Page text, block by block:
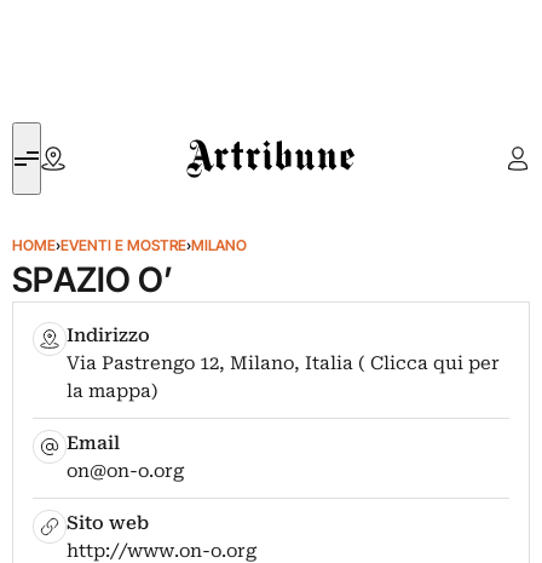
Artribune
HOME›EVENTI E MOSTRE›MILANO
SPAZIO O’
Indirizzo
Via Pastrengo 12, Milano, Italia ( Clicca qui per
la mappa)
Email
on@on-o.org
Sito web
http://www.on-o.org